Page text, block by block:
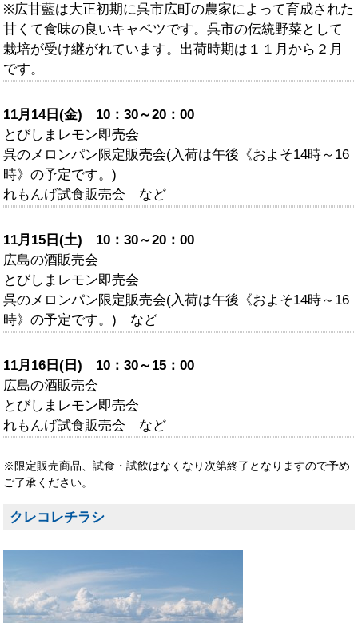
※広甘藍は大正初期に呉市広町の農家によって育成された
甘くて食味の良いキャベツです。呉市の伝統野菜として
栽培が受け継がれています。出荷時期は１１月から２月
です。
11月14日(金) 10：30～20：00
とびしまレモン即売会
呉のメロンパン限定販売会(入荷は午後《およそ14時～16
時》の予定です。)
れもんげ試食販売会 など
11月15日(土) 10：30～20：00
広島の酒販売会
とびしまレモン即売会
呉のメロンパン限定販売会(入荷は午後《およそ14時～16
時》の予定です。) など
11月16日(日) 10：30～15：00
広島の酒販売会
とびしまレモン即売会
れもんげ試食販売会 など
※限定販売商品、試食・試飲はなくなり次第終了となりますので予め
ご了承ください。
クレコレチラシ